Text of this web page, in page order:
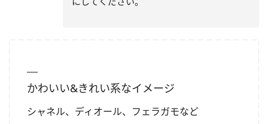
かわいい&きれい系なイメージ
シャネル、ディオール、フェラガモなど